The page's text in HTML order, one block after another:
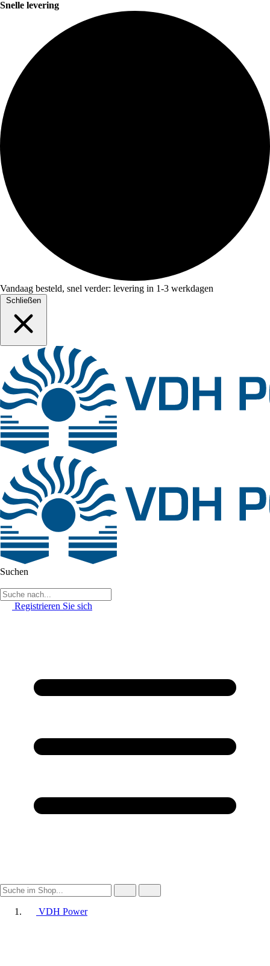
Snelle levering
Vandaag besteld, snel verder: levering in 1-3 werkdagen
Schließen
Suchen
Registrieren Sie sich
VDH Power